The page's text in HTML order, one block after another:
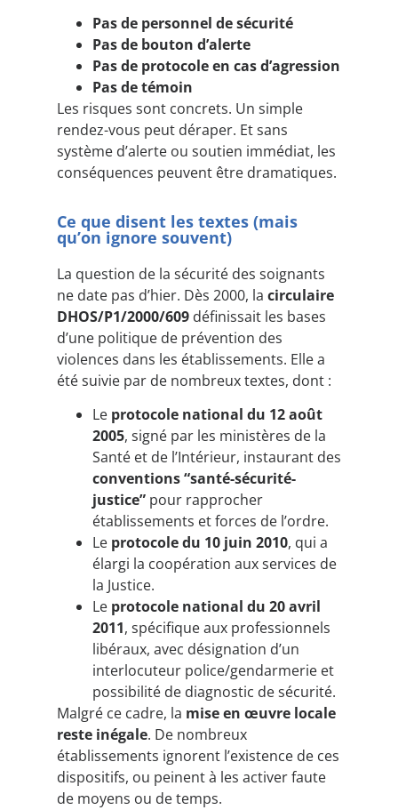
Pas de personnel de sécurité
Pas de bouton d’alerte
Pas de protocole en cas d’agression
Pas de témoin
Les risques sont concrets. Un simple
rendez-vous peut déraper. Et sans
système d’alerte ou soutien immédiat, les
conséquences peuvent être dramatiques.
Ce que disent les textes (mais
qu’on ignore souvent)
La question de la sécurité des soignants
ne date pas d’hier. Dès 2000, la circulaire
DHOS/P1/2000/609 définissait les bases
d’une politique de prévention des
violences dans les établissements. Elle a
été suivie par de nombreux textes, dont :
Le protocole national du 12 août
2005, signé par les ministères de la
Santé et de l’Intérieur, instaurant des
conventions “santé-sécurité-
justice” pour rapprocher
établissements et forces de l’ordre.
Le protocole du 10 juin 2010, qui a
élargi la coopération aux services de
la Justice.
Le protocole national du 20 avril
2011, spécifique aux professionnels
libéraux, avec désignation d’un
interlocuteur police/gendarmerie et
possibilité de diagnostic de sécurité.
Malgré ce cadre, la mise en œuvre locale
reste inégale. De nombreux
établissements ignorent l’existence de ces
dispositifs, ou peinent à les activer faute
de moyens ou de temps.